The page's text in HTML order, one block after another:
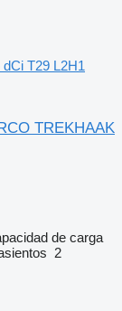
T29 L2H1
TREKHAAK
de carga
2